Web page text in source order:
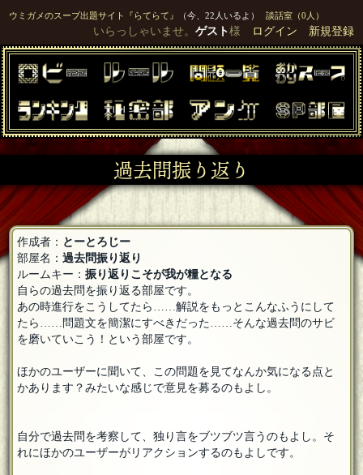
ウミガメのスープ出題サイト『らてらて』 （今、22人いるよ） 談話室（0人）
いらっしゃいませ。 ゲスト様 ログイン 新規登録
過去問振り返り
作成者： とーとろじー
部屋名：過去問振り返り
ルームキー：振り返りこそが我が糧となる
自らの過去問を振り返る部屋です。
あの時進行をこうしてたら……解説をもっとこんなふうにして
たら……問題文を簡潔にすべきだった……そんな過去問のサビ
を磨いていこう！という部屋です。
ほかのユーザーに聞いて、この問題を見てなんか気になる点と
かあります？みたいな感じで意見を募るのもよし。
自分で過去問を考察して、独り言をブツブツ言うのもよし。そ
れにほかのユーザーがリアクションするのもよしです。